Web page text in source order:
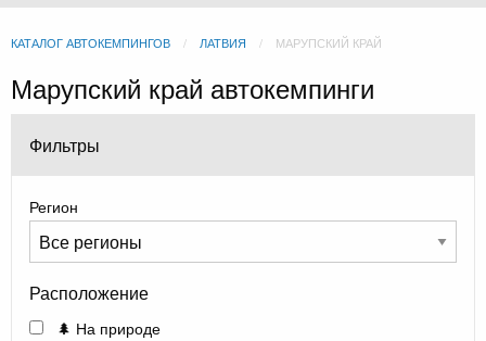
КАТАЛОГ АВТОКЕМПИНГОВ ЛАТВИЯ МАРУПСКИЙ КРАЙ
Марупский край автокемпинги
Фильтры
Регион
Расположение
🌲 На природе